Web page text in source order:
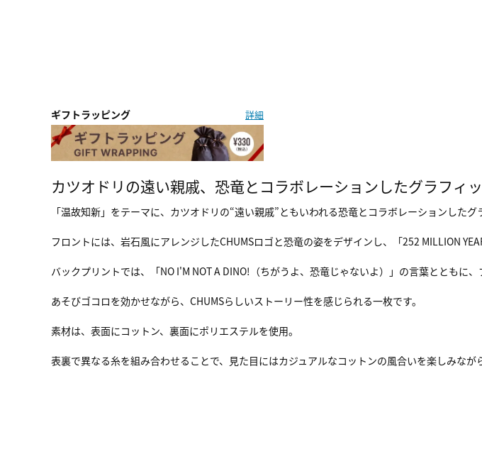
ギフトラッピング 詳細
カツオドリの遠い親戚、恐竜とコラボレーションしたグラフィ
「温故知新」をテーマに、カツオドリの“遠い親戚”ともいわれる恐竜とコラボレーションしたグ
フロントには、岩石風にアレンジしたCHUMSロゴと恐竜の姿をデザインし、「252 MILLION
バックプリントでは、「NO I'M NOT A DINO!（ちがうよ、恐竜じゃないよ）」の言葉とともに
あそびゴコロを効かせながら、CHUMSらしいストーリー性を感じられる一枚です。
素材は、表面にコットン、裏面にポリエステルを使用。
表裏で異なる糸を組み合わせることで、見た目にはカジュアルなコットンの風合いを楽しみな